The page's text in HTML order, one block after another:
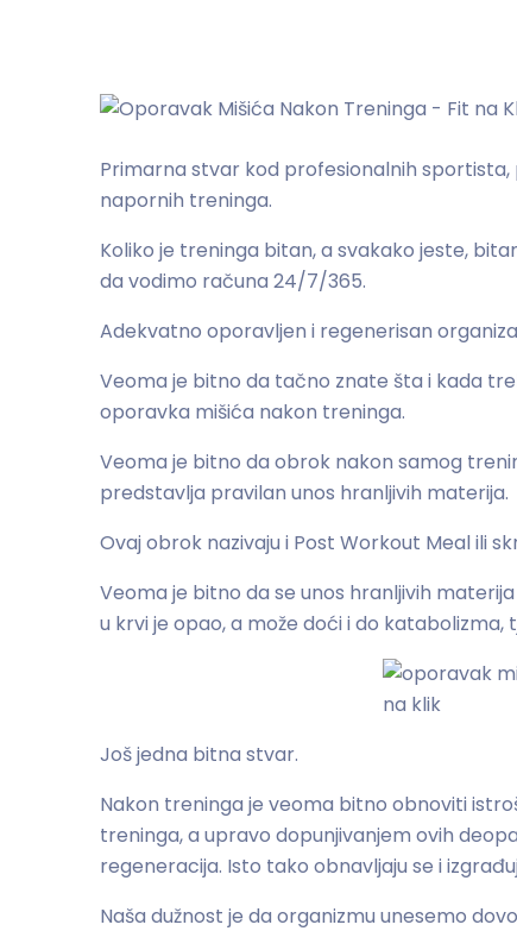
Primarna stvar kod profesionalnih
napornih treninga.
Koliko je treninga bitan, a svakako jeste,
da vodimo računa 24/7/365.
Adekvatno oporavljen i regenerisan
Veoma je bitno da tačno znate šta i kada
oporavka mišića nakon treninga.
Veoma je bitno da obrok nakon samog
predstavlja pravilan unos hranljivih materija.
Ovaj obrok nazivaju i Post Workout Meal ili
Veoma je bitno da se unos hranljivih
u krvi je opao, a može doći i do
Još jedna bitna stvar.
Nakon treninga je veoma bitno obnoviti
treninga, a upravo dopunjivanjem ovih
regeneracija. Isto tako obnavljaju se i
Naša dužnost je da organizmu unesemo